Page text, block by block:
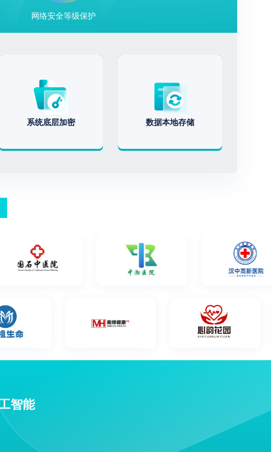
网络安全等级保护
系统底层加密 数据本地存储
智能